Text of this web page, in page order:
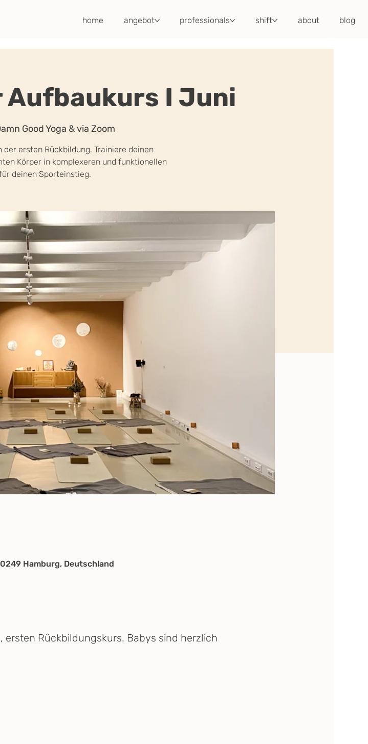
home angebot professionals shift about blog
Aufbaukurs I Juni
Good Yoga & via Zoom
der ersten Rückbildung. Trainiere deinen
Körper in komplexeren und funktionellen
deinen Sporteinstieg.
Hamburg, Deutschland
ersten Rückbildungskurs. Babys sind herzlich